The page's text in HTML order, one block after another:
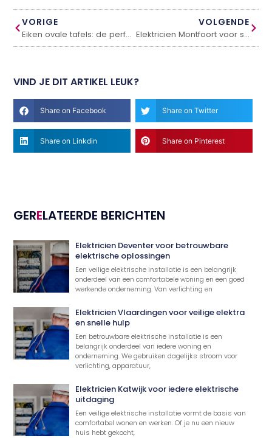
VORIGE
Eiken ovale tafels: de perfecte mix van vorm en functie
VOLGENDE
Elektricien Montfoort voor snelle en betrouwbare hulp
VIND JE DIT ARTIKEL LEUK?
Share on Facebook Share on Twitter
Share on Linkdin Share on Pinterest
GERELATEERDE BERICHTEN
Elektricien Deventer voor betrouwbare
elektrische oplossingen
Een veilige elektrische installatie is een belangrijk
onderdeel van een comfortabele woning en een goed
werkende onderneming. Van verlichting en
Elektricien Vlaardingen voor veilige elektra
en snelle hulp
Een betrouwbare elektrische installatie is een
belangrijk onderdeel van iedere woning en
onderneming. We gebruiken dagelijks stroom voor
verlichting, apparatuur,
Elektricien Katwijk voor iedere elektrische
uitdaging
Een veilige elektrische installatie vormt de basis van
comfortabel wonen en werken. Of je nu een nieuw
huis hebt gekocht,